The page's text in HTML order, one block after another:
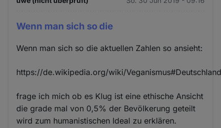
Wenn man sich so die
Wenn man sich so die aktuellen Zahlen so ansieht:
https://de.wikipedia.org/wiki/
frage ich mich ob es Klug ist eine ethische Ansicht
die grade mal von 0,5% der Bevölkerung geteilt
wird zum humanistischen Ideal zu erklären.